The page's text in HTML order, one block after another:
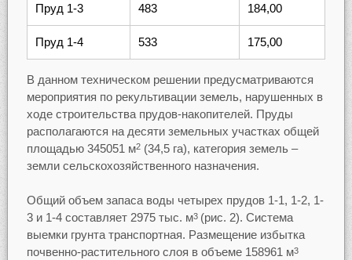
Пруд 1-3 483 184,00
Пруд 1-4 533 175,00
В данном техническом решении предусматриваются
мероприятия по рекультивации земель, нарушенных в
ходе строительства прудов-накопителей. Пруды
располагаются на десяти земельных участках общей
площадью 345051 м2(34,5 га), категория земель –
земли сельскохозяйственного назначения.
Общий объем запаса воды четырех прудов 1-1, 1-2, 1-
3 и 1-4 составляет 2975 тыс. м3 (рис. 2). Система
выемки грунта транспортная. Размещение избытка
почвенно-растительного слоя в объеме 158961 м3